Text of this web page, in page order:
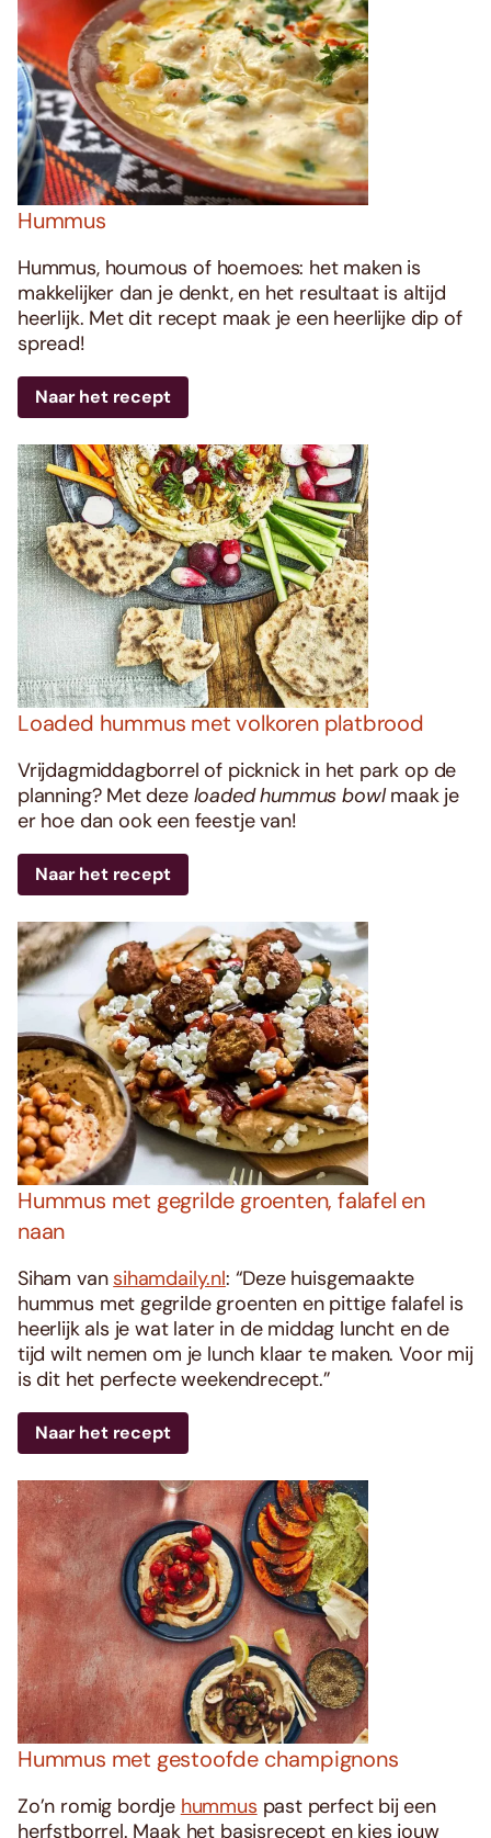
Hummus
Hummus, houmous of hoemoes: het maken is
makkelijker dan je denkt, en het resultaat is altijd
heerlijk. Met dit recept maak je een heerlijke dip of
spread!
Naar het recept
Loaded hummus met volkoren platbrood
Vrijdagmiddagborrel of picknick in het park op de
planning? Met dezeloaded hummus bowlmaak je
er hoe dan ook een feestje van!
Naar het recept
Hummus met gegrilde groenten, falafel en
naan
Siham vansihamdaily.nl: “Deze huisgemaakte
hummus met gegrilde groenten en pittige falafel is
heerlijk als je wat later in de middag luncht en de
tijd wilt nemen om je lunch klaar te maken. Voor mij
is dit het perfecte weekendrecept.”
Naar het recept
Hummus met gestoofde champignons
Zo’n romig bordje hummus past perfect bij een
herfstborrel. Maak het basisrecept en kies jouw